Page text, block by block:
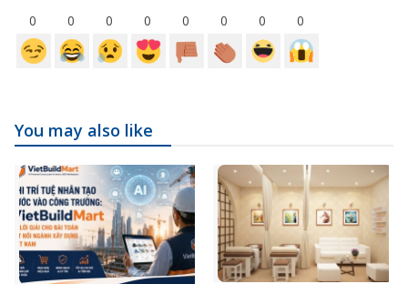
0 0 0 0 0 0 0 0
You may also like